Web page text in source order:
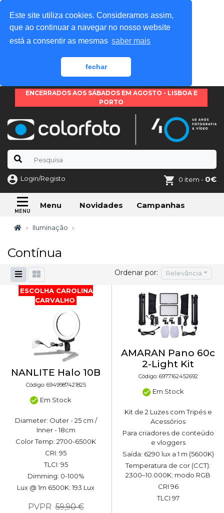
Este site utiliza cookies. Consideramos assim,
que ao continuar a navegar no nosso website
está a consentir as mesmas saber mais
fechar
ENCERRADOS AOS SÁBADOS EM AGOSTO - LISBOA E
PORTO
Login/Registo 0 item - 0€
Menu Novidades Campanhas
Iluminação
Contínua
Ordenar por: Relevância
ESCOLHA CAROLINA
CARVALHO
NANLITE Halo 10B
Código: 6949987421825
Em Stock
Diameter: Outer - 25 cm /
Inner - 18cm
Color Temp: 2700-6500K
CRI: 95
TLCI: 95
Dimming: 0-100%
Lux @ 1m 6500K: 193 Lux
PVPR 59,90 €
AMARAN Pano 60c
2-Light Kit
Código: 6977162452692
Em Stock
Kit de 2 Luzes com Tripés e
Acessórios
Para criadores de conteúdo
e vloggers
Saída: 6290 lux a 1 m (5600K)
Temperatura de cor (CCT):
2300–10.000K; modo RGB
CRI 96
TLCI 97